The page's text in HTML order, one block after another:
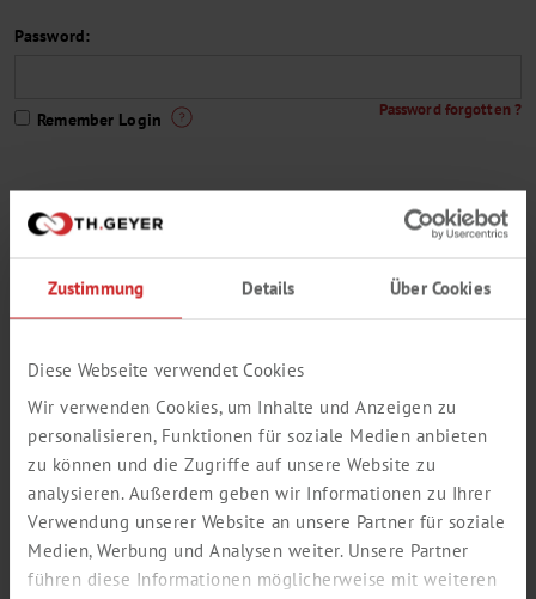
Zustimmung Details Über Cookies
Diese Webseite verwendet Cookies
Wir verwenden Cookies, um Inhalte und Anzeigen zu
personalisieren, Funktionen für soziale Medien anbieten
zu können und die Zugriffe auf unsere Website zu
analysieren. Außerdem geben wir Informationen zu Ihrer
Verwendung unserer Website an unsere Partner für soziale
Medien, Werbung und Analysen weiter. Unsere Partner
führen diese Informationen möglicherweise mit weiteren
Password:
Remember Login Password forgotten ?
You are not yet a Th. Geyer customer or do not have a customer
access to our webshop ?
This way to register